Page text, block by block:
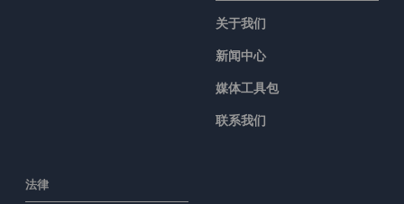
关于我们
新闻中心
媒体工具包
联系我们
法律